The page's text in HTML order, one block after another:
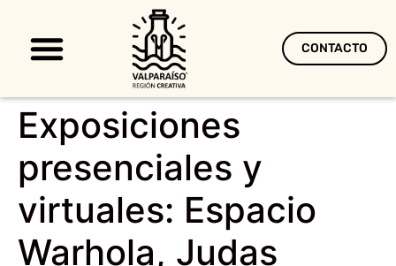
CONTACTO
Exposiciones
presenciales y
virtuales: Espacio
Warhola, Judas